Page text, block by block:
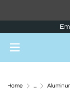
Home ...